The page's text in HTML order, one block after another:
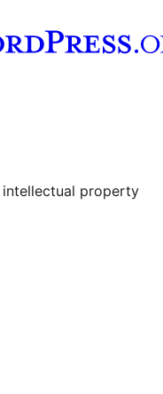
account
intellectual property